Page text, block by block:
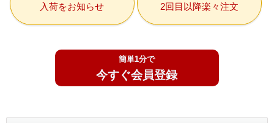
入荷をお知らせ 2回目以降楽々注文
簡単1分で
今すぐ会員登録